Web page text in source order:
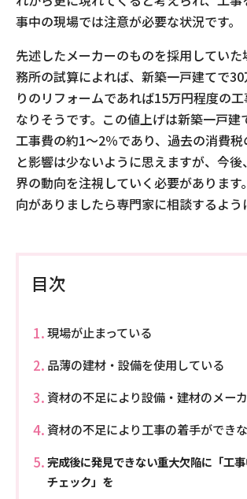
事中の現場では注意が必要な状況です。
先述したメーカーのものを採用してい
務所の試算によれば、新築一戸建てで
りのリフォームであれば15万円程度の
なりそうです。この値上げは新築一戸建
工事費の約1～2％であり、過去の消費
と影響は少ないように思えますが、今
界の動向を注視していく必要があります
向がありましたら専門家に相談するよう
目次
現場が止まっている
品薄の建材・設備を使用している
資材の不足により設備・建材のメー
資材の不足により工事の着手ができ
完成後に発見できない重大欠陥に「工
チェック」を